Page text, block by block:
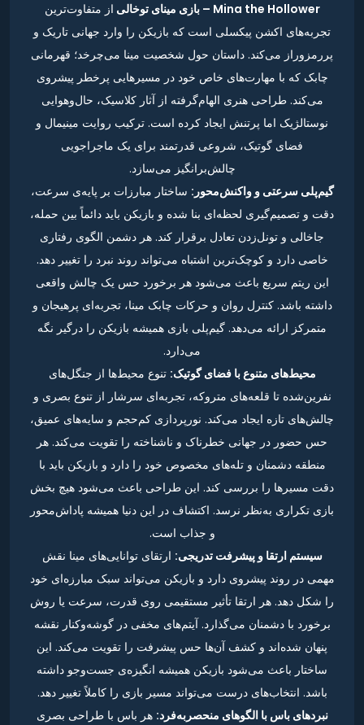
Mina the Hollower – بازی مینای توخالی
از متفاوت‌ترین
تجربه‌های اکشن پیکسلی است که بازیکن را وارد جهانی تاریک و
پررمزوراز می‌کند. داستان حول شخصیت مینا می‌چرخد؛ قهرمانی
چابک که با مهارت‌های خاص خود در مسیرهایی پرخطر پیشروی
می‌کند. طراحی هنری الهام‌گرفته از آثار کلاسیک، حال‌وهوایی
نوستالژیک اما پرتنش ایجاد کرده است. ترکیب روایت مینیمال و
فضای گوتیک، شروعی قدرتمند برای یک ماجراجویی
چالش‌برانگیز می‌سازد.
گیم‌پلی سرعتی و واکنش‌محور: ساختار مبارزات بر پایه‌ی سرعت،
دقت و تصمیم‌گیری لحظه‌ای بنا شده و بازیکن باید دائماً بین حمله،
جاخالی و تونل‌زدن تعادل برقرار کند. هر دشمن الگوی رفتاری
خاصی دارد و کوچک‌ترین اشتباه می‌تواند روند نبرد را تغییر دهد.
این ریتم سریع باعث می‌شود هر برخورد حس یک چالش واقعی
داشته باشد. کنترل روان و حرکات چابک مینا، تجربه‌ای پرهیجان و
متمرکز ارائه می‌دهد. گیم‌پلی بازی همیشه بازیکن را درگیر نگه
می‌دارد.
محیط‌های متنوع با فضای گوتیک: تنوع محیط‌ها از جنگل‌های
نفرین‌شده تا قلعه‌های متروکه، تجربه‌ای سرشار از تنوع بصری و
چالش‌های تازه ایجاد می‌کند. نورپردازی کم‌حجم و سایه‌های عمیق،
حس حضور در جهانی خطرناک و ناشناخته را تقویت می‌کند. هر
منطقه دشمنان و تله‌های مخصوص خود را دارد و بازیکن باید با
دقت مسیرها را بررسی کند. این طراحی باعث می‌شود هیچ بخش
بازی تکراری به‌نظر نرسد. اکتشاف در این دنیا همیشه پاداش‌محور
و جذاب است.
سیستم ارتقا و پیشرفت تدریجی: ارتقای توانایی‌های مینا نقش
مهمی در روند پیشروی دارد و بازیکن می‌تواند سبک مبارزه‌ای خود
را شکل دهد. هر ارتقا تأثیر مستقیمی روی قدرت، سرعت یا روش
برخورد با دشمنان می‌گذارد. آیتم‌های مخفی در گوشه‌وکنار نقشه
پنهان شده‌اند و کشف آن‌ها حس پیشرفت را تقویت می‌کند. این
ساختار باعث می‌شود بازیکن همیشه انگیزه‌ی جست‌وجو داشته
باشد. انتخاب‌های درست می‌تواند مسیر بازی را کاملاً تغییر دهد.
نبردهای باس با الگوهای منحصربه‌فرد: هر باس با طراحی بصری